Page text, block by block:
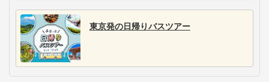
東京発の日帰りバスツアー